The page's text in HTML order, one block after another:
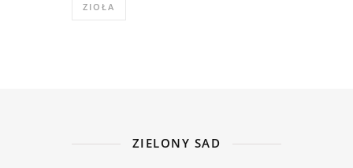
ZIOŁA
ZIELONY SAD